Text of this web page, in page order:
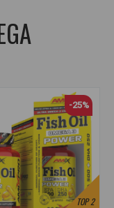
TOP2
-25%